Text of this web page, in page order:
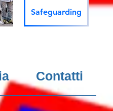
Safeguarding
Contatti